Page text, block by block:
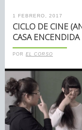
1 FEBRERO, 2017
CICLO DE CINE
CASA ENCENDIDA
POR EL CORSO